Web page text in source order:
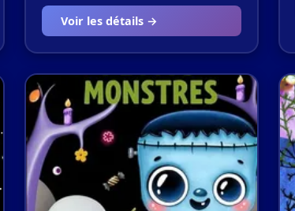
Voir les détails →